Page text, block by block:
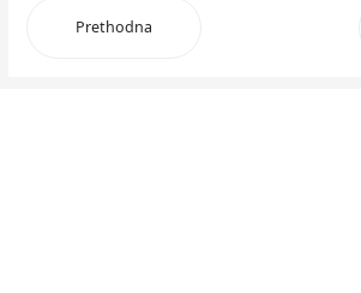
Prethodna